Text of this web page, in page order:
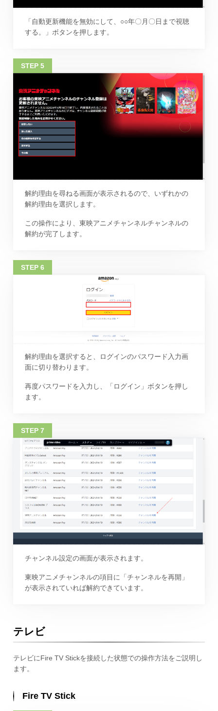
「自動更新機能を無効にして、○○年〇月〇日まで視聴
する。」ボタンを押します。
解約理由を尋ねる画面が表示されるので、いずれかの
解約理由を選択します。
この操作により、東映アニメチャンネルチャンネルの
解約が完了します。
解約理由を選択すると、ログインのパスワード入力画
面に切り替わります。
再度パスワードを入力し、「ログイン」ボタンを押し
ます。
チャンネル設定の画面が表示されます。
東映アニメチャンネルの項目に「チャンネルを再開」
が表示されていれば解約できています。
テレビ
テレビにFire TV Stickを接続した状態での操作方法をご説明し
ます。
Fire TV Stick